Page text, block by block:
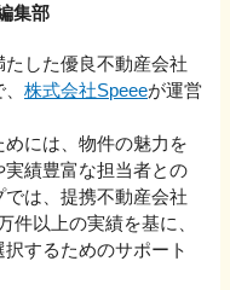
集部
した優良不動産会社
株式会社Speeeが運営
には、物件の魅力を
績豊富な担当者との
は、提携不動産会社
件以上の実績を基に、
するためのサポート